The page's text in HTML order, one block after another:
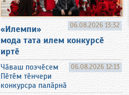
06.08.2026 13:32
«Илемпи»
мода тата илем конкурсӗ
иртӗ
06.08.2026 12:13
Чӑваш поэчӗсем
Пӗтӗм тӗнчери
конкурсра палӑрнӑ